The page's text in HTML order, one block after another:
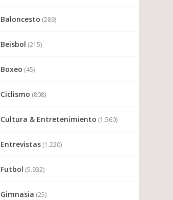
Baloncesto (289)
Beisbol (215)
Boxeo (45)
Ciclismo (808)
Cultura & Entretenimiento (1.560)
Entrevistas (1.220)
Futbol (5.932)
Gimnasia (25)